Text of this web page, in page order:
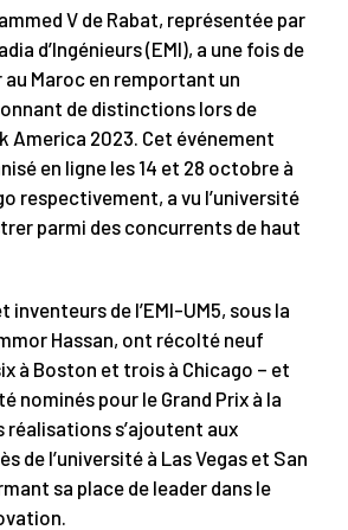
V de Rabat, représentée par
d’Ingénieurs (EMI), a une fois de
Maroc en remportant un
de distinctions lors de
America 2023. Cet événement
en ligne les 14 et 28 octobre à
respectivement, a vu l’université
parmi des concurrents de haut
inventeurs de l’EMI-UM5, sous la
Hassan, ont récolté neuf
à Boston et trois à Chicago – et
nominés pour le Grand Prix à la
s’ajoutent aux
de l’université à Las Vegas et San
sa place de leader dans le